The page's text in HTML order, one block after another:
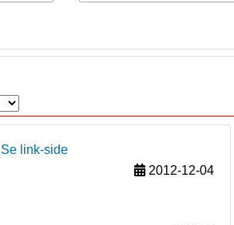
Se link-side
2012-12-04